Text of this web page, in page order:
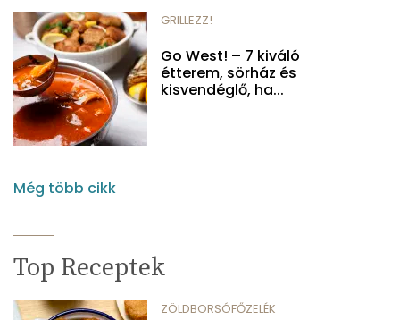
GRILLEZZ!
Go West! – 7 kiváló
étterem, sörház és
kisvendéglő, ha...
Még több cikk
Top Receptek
ZÖLDBORSÓFŐZELÉK